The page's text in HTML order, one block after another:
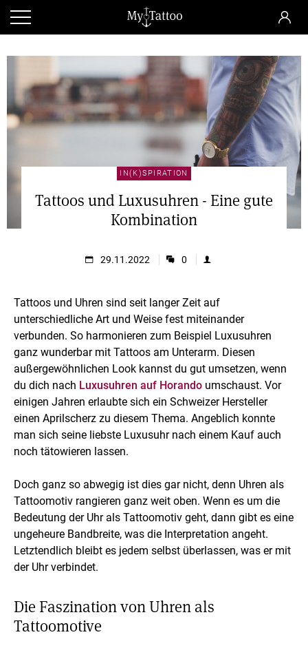
IN(K)SPIRATION
Tattoos und Luxusuhren - Eine gute
Kombination
29.11.2022 0
Tattoos und Uhren sind seit langer Zeit auf
unterschiedliche Art und Weise fest miteinander
verbunden. So harmonieren zum Beispiel Luxusuhren
ganz wunderbar mit Tattoos am Unterarm. Diesen
außergewöhnlichen Look kannst du gut umsetzen, wenn
du dich nach Luxusuhren auf Horando umschaust. Vor
einigen Jahren erlaubte sich ein Schweizer Hersteller
einen Aprilscherz zu diesem Thema. Angeblich konnte
man sich seine liebste Luxusuhr nach einem Kauf auch
noch tätowieren lassen.
Doch ganz so abwegig ist dies gar nicht, denn Uhren als
Tattoomotiv rangieren ganz weit oben. Wenn es um die
Bedeutung der Uhr als Tattoomotiv geht, dann gibt es eine
ungeheure Bandbreite, was die Interpretation angeht.
Letztendlich bleibt es jedem selbst überlassen, was er mit
der Uhr verbindet.
Die Faszination von Uhren als
Tattoomotive